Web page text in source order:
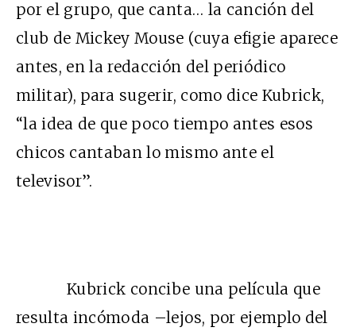
por el grupo, que canta… la canción del
club de Mickey Mouse (cuya efigie aparece
antes, en la redacción del periódico
militar), para sugerir, como dice Kubrick,
“la idea de que poco tiempo antes esos
chicos cantaban lo mismo ante el
televisor”.
Kubrick concibe una película que
resulta incómoda –lejos, por ejemplo del